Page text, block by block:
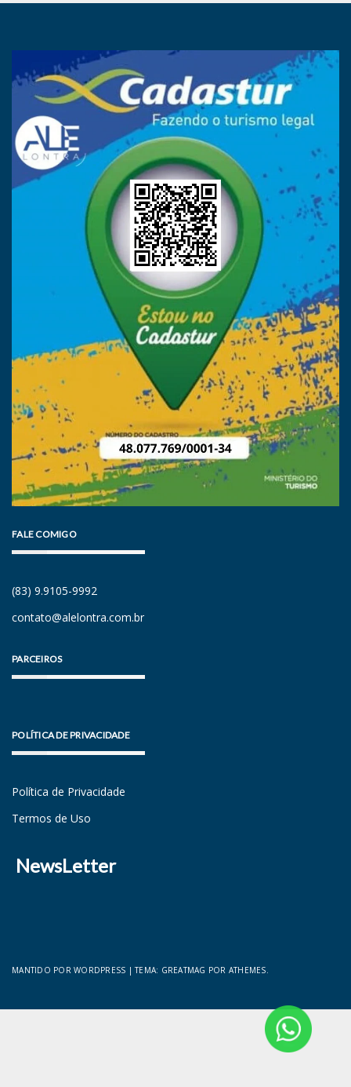
FALE COMIGO
(83) 9.9105-9992
contato@alelontra.com.br
PARCEIROS
POLÍTICA DE PRIVACIDADE
Política de Privacidade
Termos de Uso
NewsLetter
MANTIDO POR WORDPRESS |TEMA: GREATMAG POR ATHEMES.